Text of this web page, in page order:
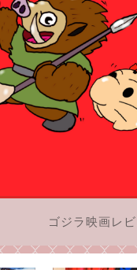
ゴジラ映画レ